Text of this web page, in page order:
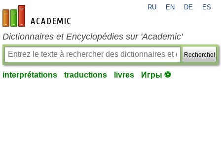
fr-academic.com
RU EN DE ES
Dictionnaires et Encyclopédies sur 'Academic'
Recherche!
interprétations traductions livres Игры ⚽